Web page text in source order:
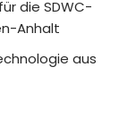
die SDWC-
Anhalt
aus